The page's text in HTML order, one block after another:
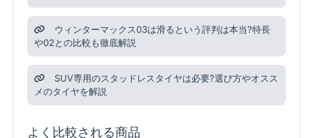
ウィンターマックス03は滑るという評判は本当?特長
や02との比較も徹底解説
SUV専用のスタッドレスタイヤは必要?選び方やオスス
メのタイヤを解説
よく比較される商品